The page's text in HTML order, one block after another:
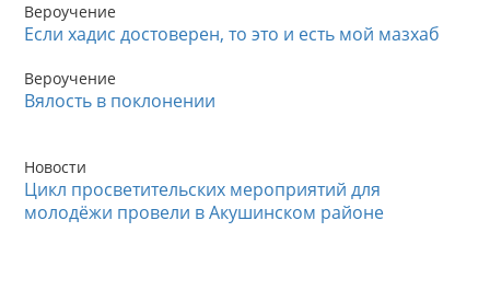
Вероучение
Если хадис достоверен, то это и есть мой мазхаб
Вероучение
Вялость в поклонении
Новости
Цикл просветительских мероприятий для
молодёжи провели в Акушинском районе